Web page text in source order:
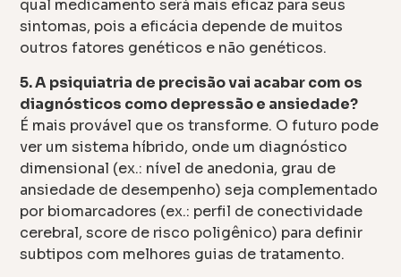
qual medicamento será mais eficaz para seus
sintomas, pois a eficácia depende de muitos
outros fatores genéticos e não genéticos.
5. A psiquiatria de precisão vai acabar com os
diagnósticos como depressão e ansiedade?
É mais provável que os transforme. O futuro pode
ver um sistema híbrido, onde um diagnóstico
dimensional (ex.: nível de anedonia, grau de
ansiedade de desempenho) seja complementado
por biomarcadores (ex.: perfil de conectividade
cerebral, score de risco poligênico) para definir
subtipos com melhores guias de tratamento.